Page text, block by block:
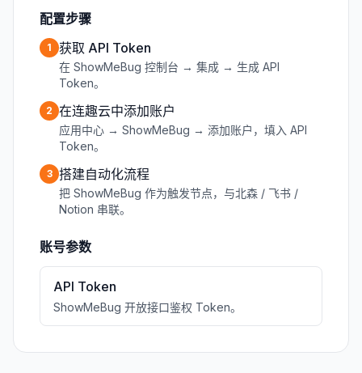
配置步骤
1 获取 API Token
在 ShowMeBug 控制台 → 集成 → 生成 API
Token。
2 在连趣云中添加账户
应用中心 → ShowMeBug → 添加账户，填入 API
Token。
3 搭建自动化流程
把 ShowMeBug 作为触发节点，与北森 / 飞书 /
Notion 串联。
账号参数
API Token
ShowMeBug 开放接口鉴权 Token。